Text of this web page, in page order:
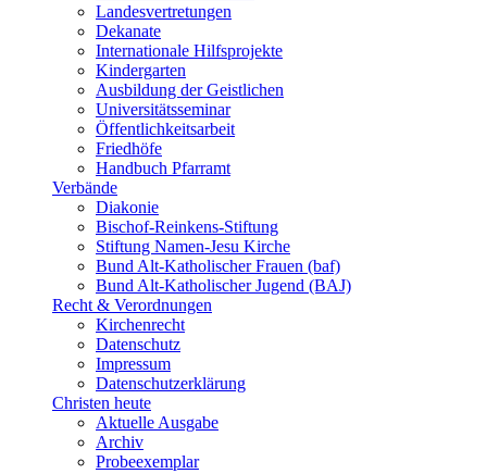
Landesvertretungen
Dekanate
Internationale Hilfsprojekte
Kindergarten
Ausbildung der Geistlichen
Universitätsseminar
Öffentlichkeitsarbeit
Friedhöfe
Handbuch Pfarramt
Verbände
Diakonie
Bischof-Reinkens-Stiftung
Stiftung Namen-Jesu Kirche
Bund Alt-Katholischer Frauen (baf)
Bund Alt-Katholischer Jugend (BAJ)
Recht & Verordnungen
Kirchenrecht
Datenschutz
Impressum
Datenschutzerklärung
Christen heute
Aktuelle Ausgabe
Archiv
Probeexemplar